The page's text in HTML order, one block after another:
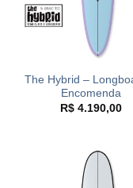
The Hybrid –
Encomenda
R$4.190,00